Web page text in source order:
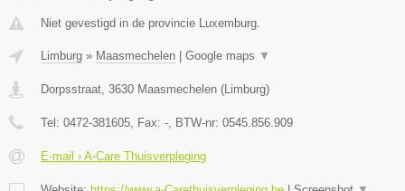
Niet gevestigd in de provincie Luxemburg.
Limburg » Maasmechelen | Google maps ▼
Dorpsstraat 3630 Maasmechelen (Limburg)
Tel: 0472-381605 , Fax: - , BTW-nr: 0545.856.909
E-mail › A-Care Thuisverpleging